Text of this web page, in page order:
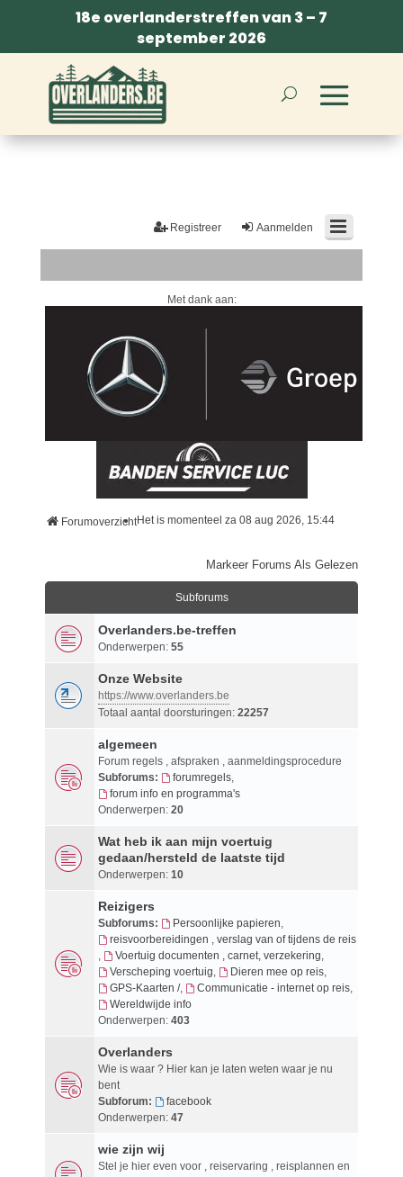
18e overlanderstreffen van 3 – 7
september 2026